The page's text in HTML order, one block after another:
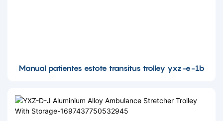
Manual patientes estote transitus trolley yxz-e-1b